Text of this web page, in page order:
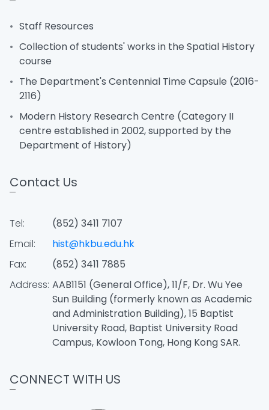
Staff Resources
Collection of students' works in the Spatial History
course
The Department's Centennial Time Capsule (2016-
2116)
Modern History Research Centre (Category II
centre established in 2002, supported by the
Department of History)
Contact Us
Tel:
(852) 3411 7107
Email:
hist@hkbu.edu.hk
Fax:
(852) 3411 7885
Address: AAB1151 (General Office), 11/F, Dr. Wu Yee
Sun Building (formerly known as Academic
and Administration Building), 15 Baptist
University Road, Baptist University Road
Campus, Kowloon Tong, Hong Kong SAR.
CONNECT WITH US